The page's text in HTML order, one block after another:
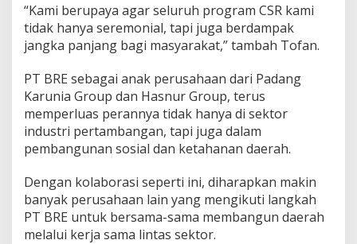
“Kami berupaya agar seluruh program CSR kami
tidak hanya seremonial, tapi juga berdampak
jangka panjang bagi masyarakat,” tambah Tofan.
PT BRE sebagai anak perusahaan dari Padang
Karunia Group dan Hasnur Group, terus
memperluas perannya tidak hanya di sektor
industri pertambangan, tapi juga dalam
pembangunan sosial dan ketahanan daerah.
Dengan kolaborasi seperti ini, diharapkan makin
banyak perusahaan lain yang mengikuti langkah
PT BRE untuk bersama-sama membangun daerah
melalui kerja sama lintas sektor.